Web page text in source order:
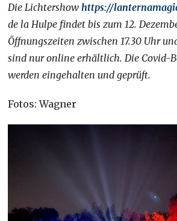
Die Lichtershowhttps://
de la Hulpe findet bis zum 12.
Öffnungszeiten zwischen 17.30 Uhr
sind nur online erhältlich. Die Covid-
werden eingehalten und geprüft.
Fotos: Wagner